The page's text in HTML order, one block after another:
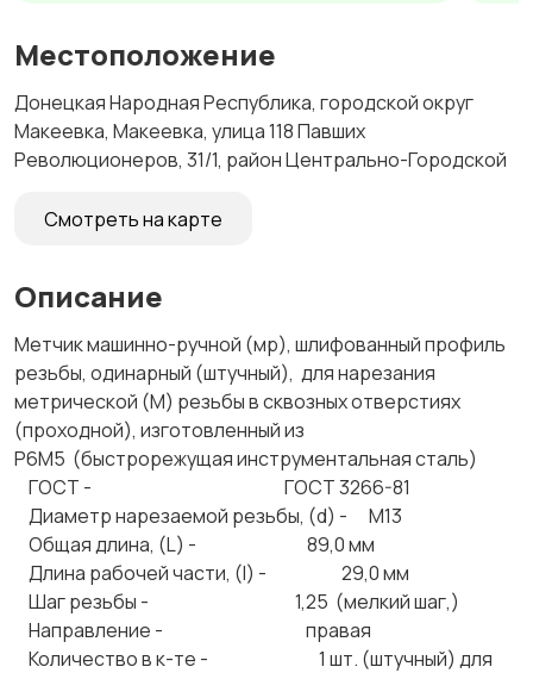
Местоположение
Донецкая Народная Республика, городской округ
Макеевка, Макеевка, улица 118 Павших
Революционеров, 31/1, район Центрально-Городской
Смотреть на карте
Описание
Метчик машинно-ручной (мр), шлифованный профиль
резьбы, одинарный (штучный), для нарезания
метрической (М) резьбы в сквозных отверстиях
(проходной), изготовленный из
Р6М5 (быстрорежущая инструментальная сталь)
ГОСТ - ГОСТ 3266-81
Диаметр нарезаемой резьбы, (d) - М13
Общая длина, (L) - 89,0 мм
Длина рабочей части, (l) - 29,0 мм
Шаг резьбы - 1,25 (мелкий шаг,)
Направление - правая
Количество в к-те - 1 шт. (штучный) для